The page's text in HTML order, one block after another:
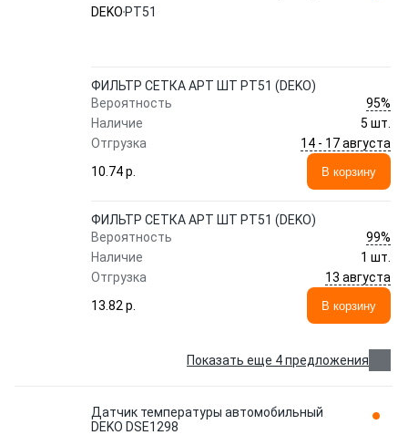
DEKO PT51
ФИЛЬТР СЕТКА АРТ ШТ PT51 (DEKO)
Вероятность
95%
Наличие
5 шт.
Отгрузка
14 - 17 августа
10.74 p.
В корзину
ФИЛЬТР СЕТКА АРТ ШТ PT51 (DEKO)
Вероятность
99%
Наличие
1 шт.
Отгрузка
13 августа
13.82 p.
В корзину
Показать еще 4 предложения
Датчик температуры автомобильный
DEKO DSE1298